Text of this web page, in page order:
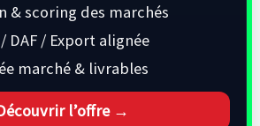
& scoring des marchés
DAF / Export alignée
marché & livrables
l’offre →